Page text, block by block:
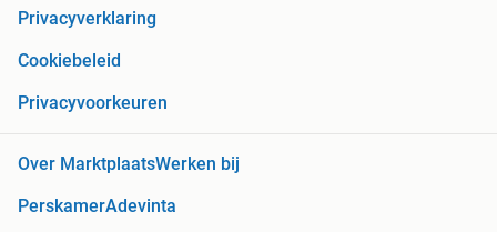
Privacyverklaring
Cookiebeleid
Privacyvoorkeuren
Over MarktplaatsWerken bij
PerskamerAdevinta